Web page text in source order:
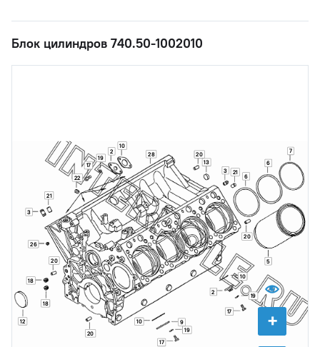
Блок цилиндров 740.50-1002010
+
2
2
3
3
5
6
6
7
9
10
10
10
12
13
17
17
17
18
18
19
19
19
20
20
20
20
21
21
22
26
28